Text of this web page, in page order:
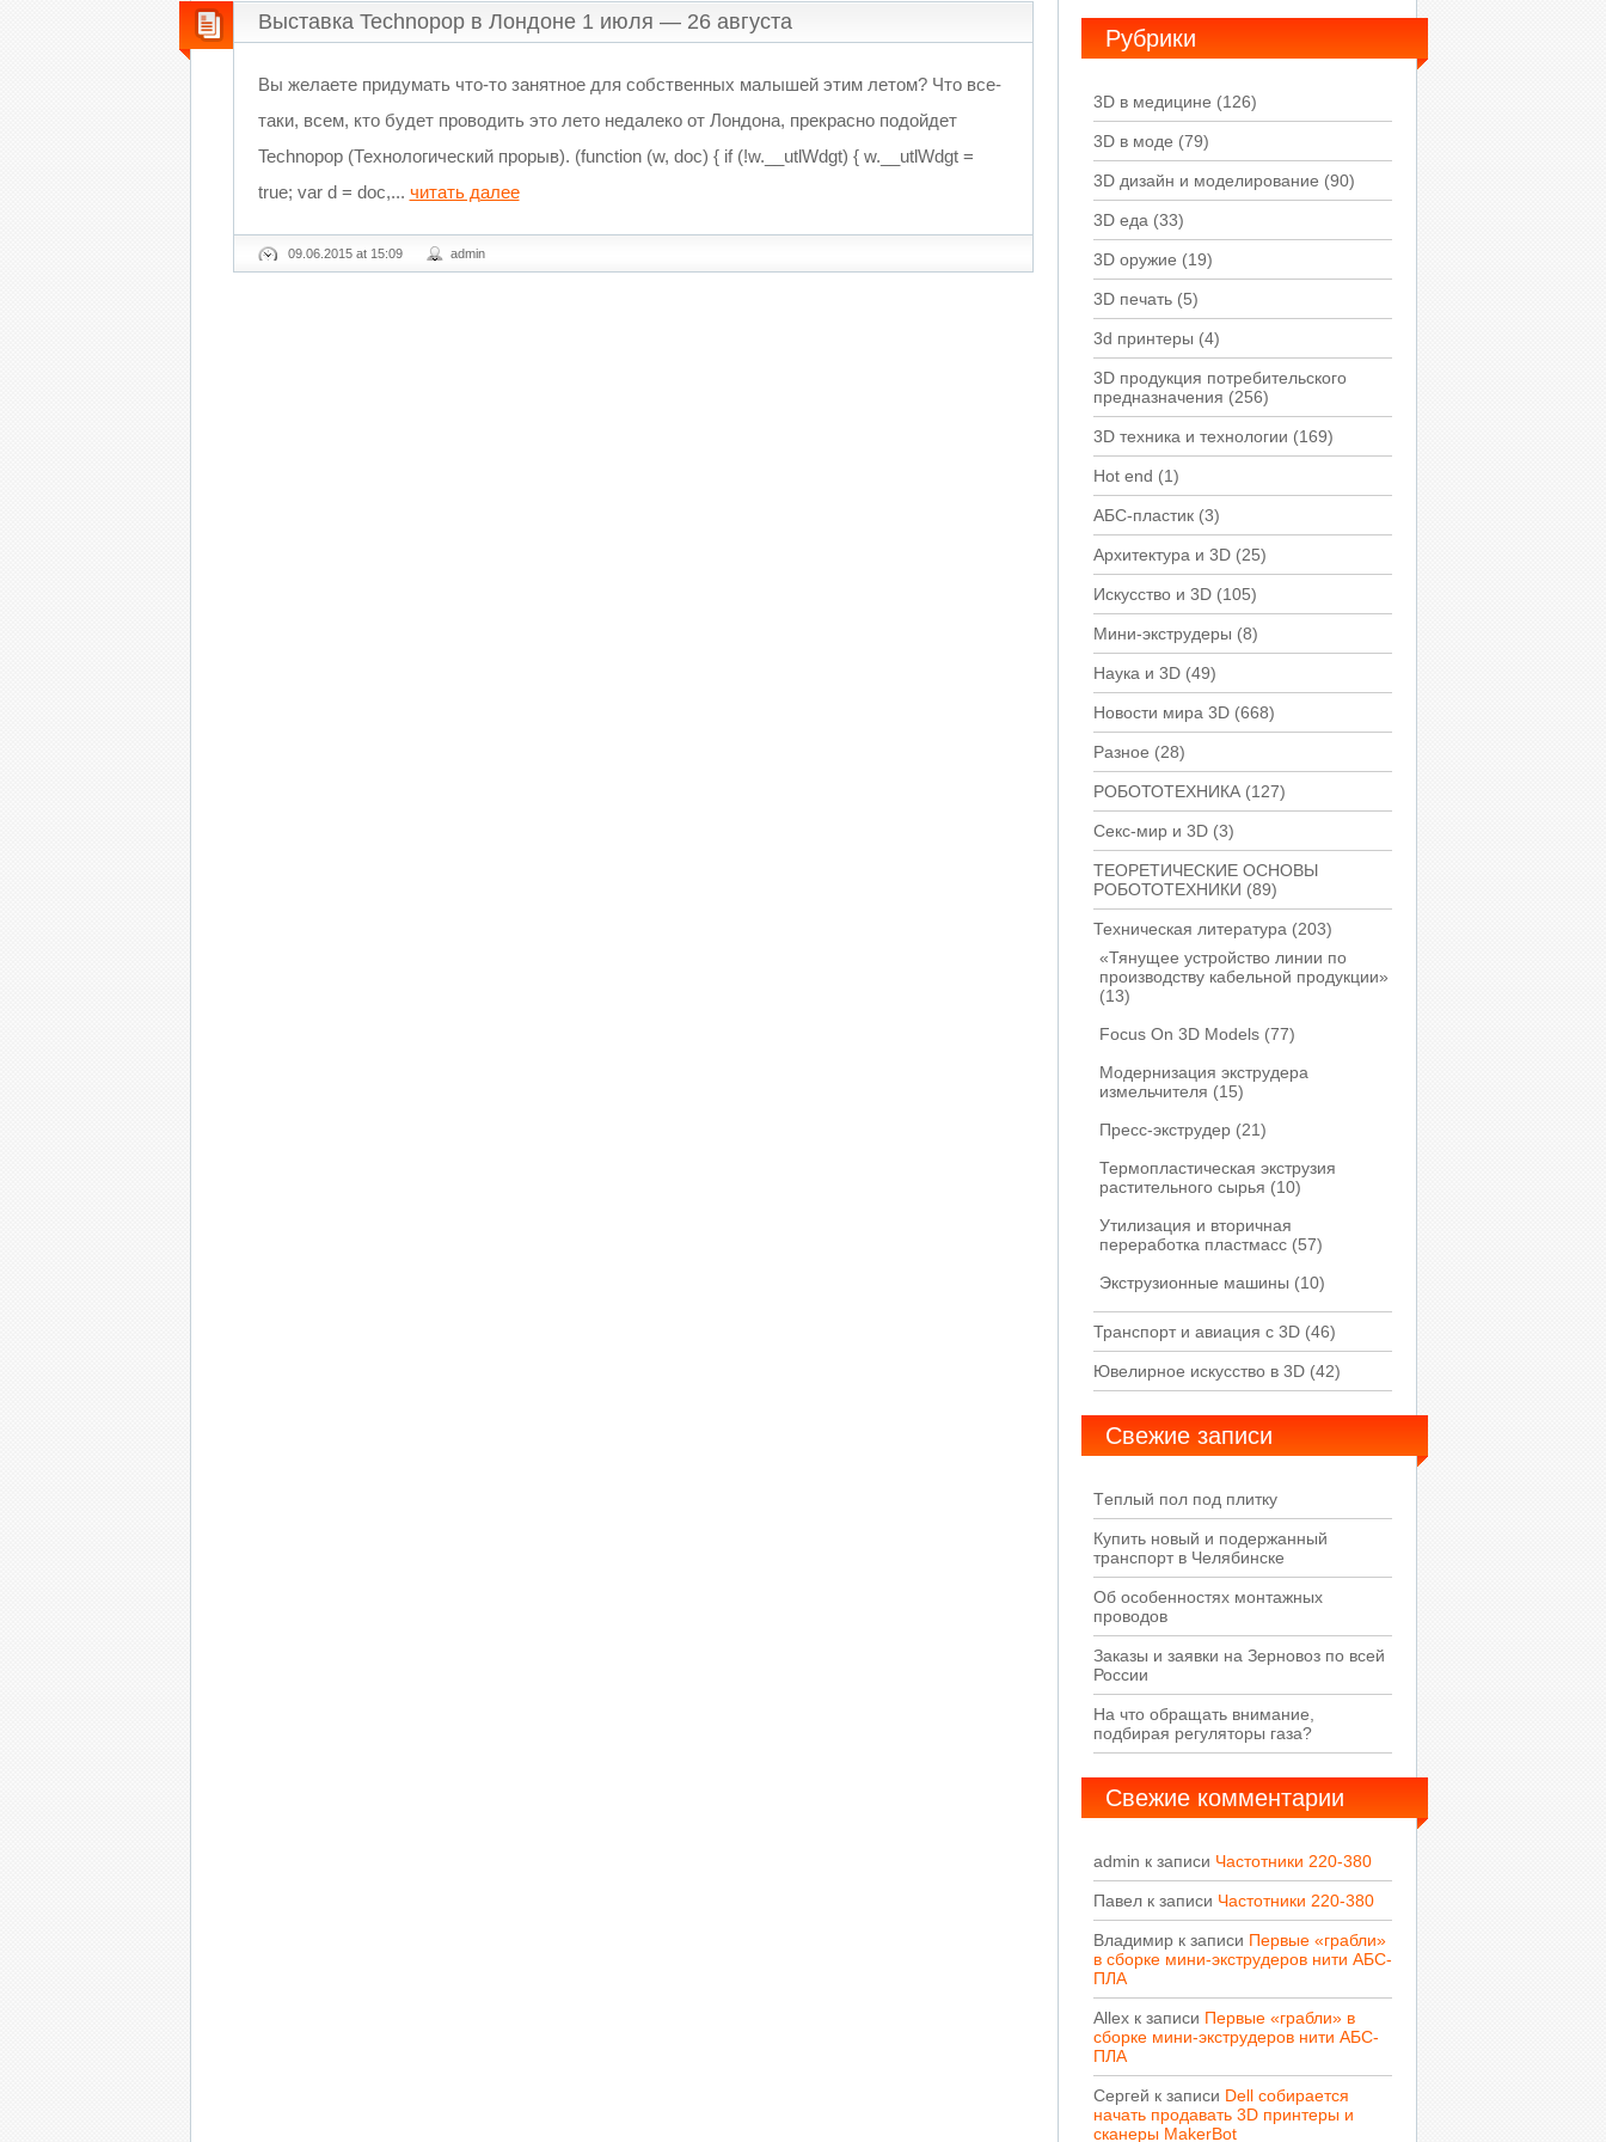
Выставка Technopop в Лондоне 1 июля — 26 августа
Вы желаете придумать что-то занятное для собственных малышей этим летом? Что все-
таки, всем, кто будет проводить это лето недалеко от Лондона, прекрасно подойдет
Technopop (Технологический прорыв). (function (w, doc) { if (!w.__utlWdgt) { w.__utlWdgt =
true; var d = doc,... читать далее
09.06.2015 at 15:09 admin
Рубрики
3D в медицине (126)
3D в моде (79)
3D дизайн и моделирование (90)
3D еда (33)
3D оружие (19)
3D печать(5)
3d принтеры (4)
3D продукция потребительского
предназначения (256)
3D техника и технологии (169)
Hot end (1)
АБС-пластик(3)
Архитектура и 3D(25)
Искусство и 3D(105)
Мини-экструдеры (8)
Наука и 3D(49)
Новости мира 3D(668)
Разное (28)
РОБОТОТЕХНИКА(127)
Секс-мир и 3D(3)
ТЕОРЕТИЧЕСКИЕ ОСНОВЫ
РОБОТОТЕХНИКИ (89)
Техническая литература (203)
«Тянущее устройство линии по
производству кабельной продукции»
(13)
Focus On 3D Models(77)
Модернизация экструдера
измельчителя (15)
Пресс-экструдер(21)
Термопластическая экструзия
растительного сырья (10)
Утилизация и вторичная
переработка пластмасс(57)
Экструзионные машины (10)
Транспорт и авиация с 3D(46)
Ювелирное искусство в 3D(42)
Свежие записи
Tеплый пол под плитку
Купить новый и подержанный
транспорт в Челябинске
Об особенностях монтажных
проводов
Заказы и заявки на Зерновоз по всей
России
На что обращать внимание,
подбирая регуляторы газа?
Свежие комментарии
admin к записи Частотники 220-380
Павелк записи Частотники 220-380
Владимирк записи Первые «грабли»
в сборке мини-экструдеров нити АБС-
ПЛА
Allexк записи Первые «грабли» в
сборке мини-экструдеров нити АБС-
ПЛА
Сергей к записи Dell собирается
начать продавать 3D принтеры и
сканеры MakerBot